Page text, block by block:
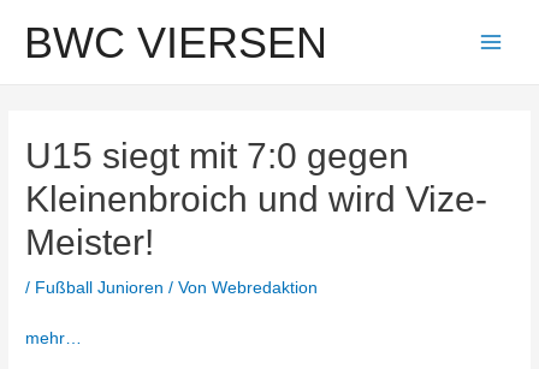
Inhalt
springen
BWC VIERSEN
U15 siegt mit 7:0 gegen
Kleinenbroich und wird Vize-
Meister!
/ Fußball Junioren / VonWebredaktion
mehr…